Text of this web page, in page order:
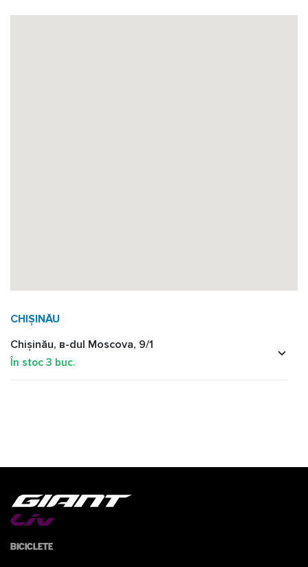
CHIȘINĂU
Chișinău, в-dul Moscova, 9/1
În stoc 3 buc.
Biciclete